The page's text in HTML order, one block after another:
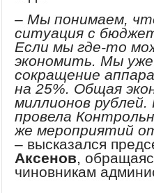
– Мы понимаем,
ситуация с
Если мы где-то
экономить. Мы
сокращение
на 25%. Общая
миллионов
провела
же мероприятий
– высказался
Аксенов,
чиновникам